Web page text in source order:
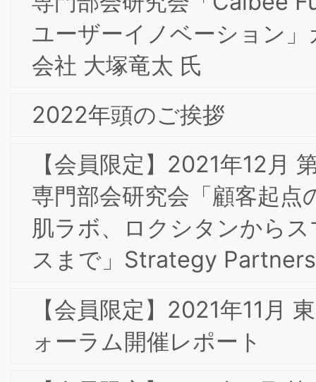
2017年7月 東京第10回フォーラムのお知
らせ
2017年9月 東阪合同合宿
2016年9月 淡路島研修合宿の報告
2013年 新年のご挨拶
2012年10月 東京第2回フォーラムのお
2012年8月 特別研究会のご報告とお礼
2012年7月 定例研究会へのご出席のお礼
礼とお願い
2012年4月 キックオフ・フォーラムへ